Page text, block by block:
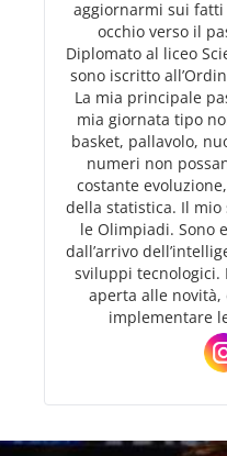
aggiornarmi sui
occhio verso il
Diplomato al liceo
sono iscritto
La mia principale
mia giornata tipo
basket, pallavolo,
numeri non
costante
della statistica. Il mio
le Olimpiadi. Sono
dall’arrivo
sviluppi tecnologici.
aperta alle
implementare